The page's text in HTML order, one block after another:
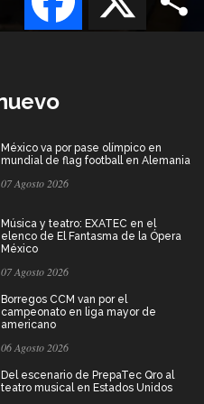
México va por pase olímpico en
mundial de flag football en Alemania
07 Agosto 2026
Música y teatro: EXATEC en el
elenco de El Fantasma de la Ópera
México
07 Agosto 2026
Borregos CCM van por el
campeonato en liga mayor de
americano
06 Agosto 2026
Del escenario de PrepaTec Qro al
teatro musical en Estados Unidos